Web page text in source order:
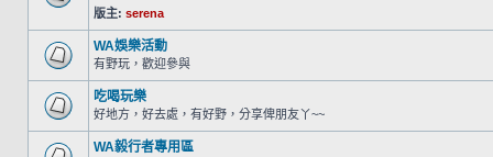
版主: serena
WA娛樂活動
有野玩，歡迎參與
吃喝玩樂
好地方，好去處，有好野，分享俾朋友丫~~
WA毅行者專用區